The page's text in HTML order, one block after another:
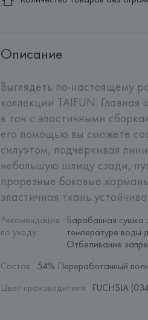
Описание
Выглядеть по-настоящему
коллекции TAIFUN.
в тон с эластичными
его помощью вы сможете
силуэтом, подчеркивая
небольшую шлицу сзади,
прорезные боковые
эластичная ткань
Рекомендация
по уходу:
Барабанная сушка
температуре воды
Отбеливание
Состав: 54% Переработанный
Цвет производителя: FUCHSIA